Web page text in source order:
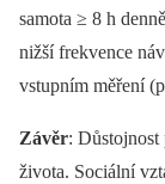
samota ≥ 8 h
nižší frekvence
vstupním měření
Závěr:
života. Sociální